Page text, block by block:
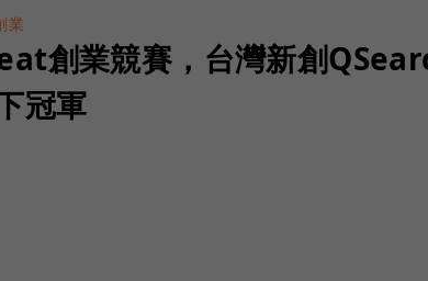
業
創業競賽，台灣新創
冠軍